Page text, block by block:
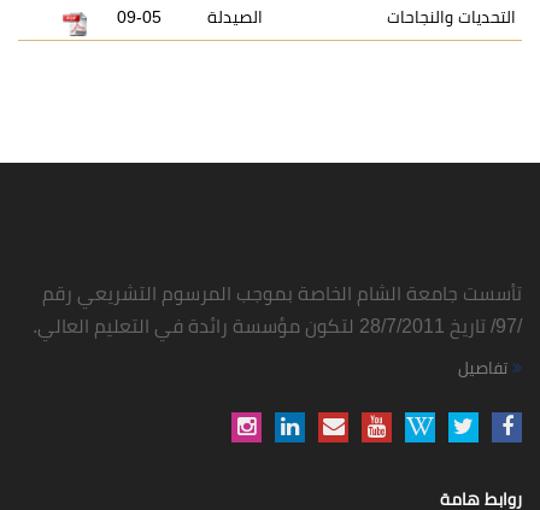
التحديات والنجاحات
الصيدلة
09-05
تأسست جامعة الشام الخاصة بموجب المرسوم التشريعي رقم
/97/ تاريخ 28/7/2011 لتكون مؤسسة رائدة في التعليم العالي.
تفاصيل
روابط هامة